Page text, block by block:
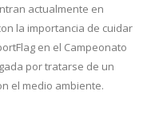
actualmente en
la importancia de cuidar
en el Campeonato
por tratarse de un
el medio ambiente.